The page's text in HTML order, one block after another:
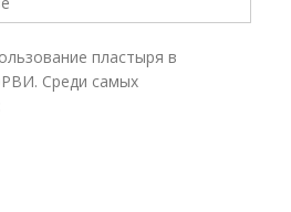
пластыря в
Среди самых